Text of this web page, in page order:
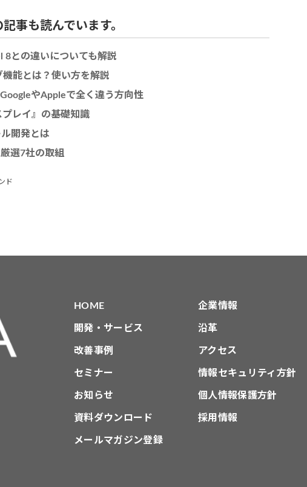
事も読んでいます。
8との違いについても解説
能とは？使い方を解説
やAppleで全く違う方向性
レイ』の基礎知識
開発とは
選7社の取組
ド
HOME
開発・サービス
改善事例
セミナー
お知らせ
資料ダウンロード
メールマガジン登録
企業情報
沿革
アクセス
情報セキュリティ方針
個人情報保護方針
採用情報